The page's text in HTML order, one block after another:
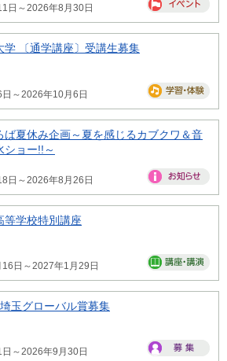
日～2026年8月30日
学 〔通学講座〕受講生募集
～2026年10月6日
ば夏休み企画～夏を感じるカブクワ＆音
ショー!!～
日～2026年8月26日
等学校特別講座
日～2027年1月29日
玉グローバル賞募集
～2026年9月30日